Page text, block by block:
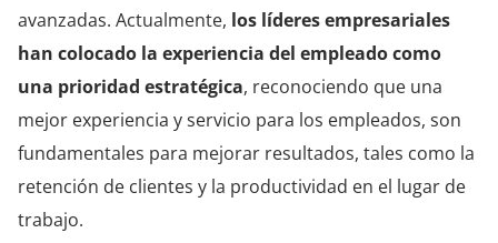
avanzadas. Actualmente, los líderes empresariales
han colocado la experiencia del empleado como
una prioridad estratégica, reconociendo que una
mejor experiencia y servicio para los empleados, son
fundamentales para mejorar resultados, tales como la
retención de clientes y la productividad en el lugar de
trabajo.